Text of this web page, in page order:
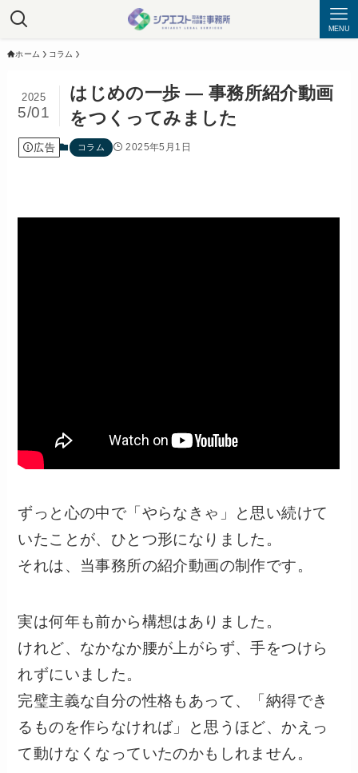
MENU
ホーム コラム
はじめの一歩 ― 事務所紹介動画
をつくってみました
2025
5/01
広告 コラム 2025年5月1日
ずっと心の中で「やらなきゃ」と思い続けて
いたことが、ひとつ形になりました。
それは、当事務所の紹介動画の制作です。
実は何年も前から構想はありました。
けれど、なかなか腰が上がらず、手をつけら
れずにいました。
完璧主義な自分の性格もあって、「納得でき
るものを作らなければ」と思うほど、かえっ
て動けなくなっていたのかもしれません。